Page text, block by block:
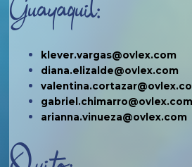
Guayaquil:
klever.vargas@ovlex.com
diana.elizalde@ovlex.com
gabriel.chimarro@ovlex.com
arianna.vinueza@ovlex.com